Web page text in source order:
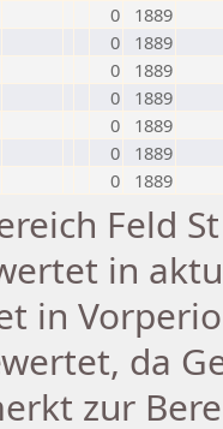
0
1889
0
1889
0
1889
0
1889
0
1889
0
1889
0 1889
Feld
in
in
da
zur